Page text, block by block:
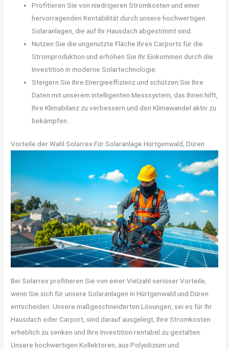
Profitieren Sie von niedrigeren Stromkosten und einer
hervorragenden Rentabilität durch unsere hochwertigen
Solaranlagen, die auf Ihr Hausdach abgestimmt sind.
Nutzen Sie die ungenutzte Fläche Ihres Carports für die
Stromproduktion und erhöhen Sie Ihr Einkommen durch die
Investition in moderne Solartechnologie.
Steigern Sie Ihre Energieeffizienz und schützen Sie Ihre
Daten mit unserem intelligenten Messsystem, das Ihnen hilft,
Ihre Klimabilanz zu verbessern und den Klimawandel aktiv zu
bekämpfen.
Vorteile der Wahl Solarrex Für Solaranlage Hürtgenwald, Düren
Bei Solarrex profitieren Sie von einer Vielzahl seriöser Vorteile,
wenn Sie sich für unsere Solaranlagen in Hürtgenwald und Düren
entscheiden. Unsere maßgeschneiderten Lösungen, sei es für Ihr
Hausdach oder Carport, sind darauf ausgelegt, Ihre Stromkosten
erheblich zu senken und Ihre Investition rentabel zu gestalten.
Unsere hochwertigen Kollektoren, aus Polysilizium und